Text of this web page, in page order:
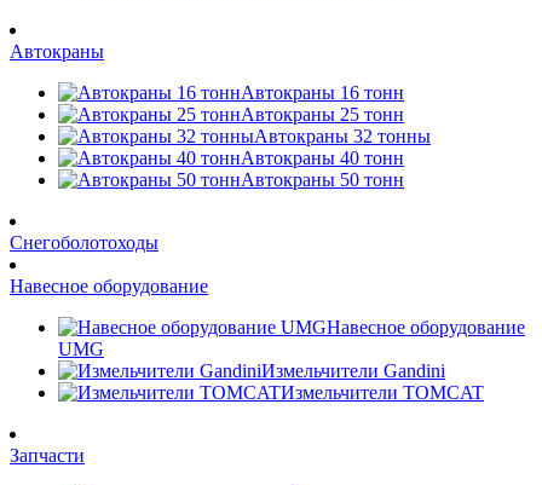
Автокраны
Автокраны 16 тонн
Автокраны 25 тонн
Автокраны 32 тонны
Автокраны 40 тонн
Автокраны 50 тонн
Снегоболотоходы
Навесное оборудование
Навесное оборудование
UMG
Измельчители Gandini
Измельчители TOMCAT
Запчасти